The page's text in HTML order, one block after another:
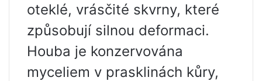
oteklé, vrásčité skvrny, které
způsobují silnou deformaci.
Houba je konzervována
myceliem v prasklinách kůry,